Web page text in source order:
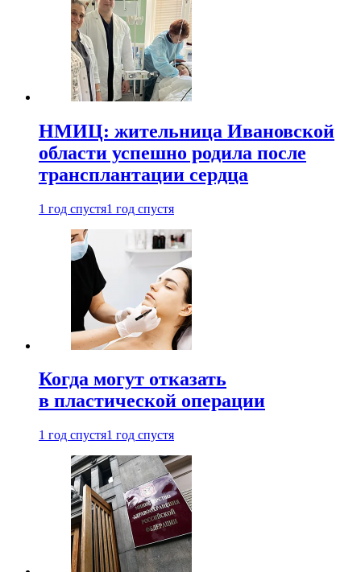
НМИЦ: жительница Ивановской
области успешно родила после
трансплантации сердца
1 год спустя1 год спустя
Когда могут отказать
в пластической операции
1 год спустя1 год спустя